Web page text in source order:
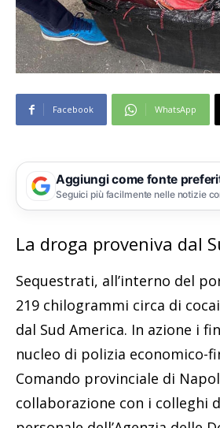
Facebook WhatsApp
Aggiungi come fonte
Seguici più facilmente nelle notizie
La droga proveniva dal
Sequestrati, all’interno del
219 chilogrammi circa di
dal Sud America. In azione i
nucleo di polizia economico-
Comando provinciale di
collaborazione con i colleghi